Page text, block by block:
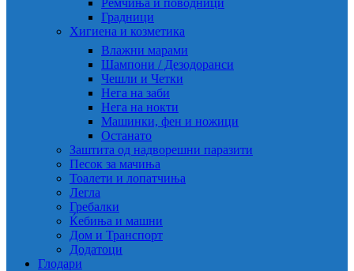
Ремчиња и поводници
Градници
Хигиена и козметика
Влажни марами
Шампони / Дезодоранси
Чешли и Четки
Нега на заби
Нега на нокти
Машинки, фен и ножици
Останато
Заштита од надворешни паразити
Песок за мачиња
Тоалети и лопатчиња
Легла
Гребалки
Ќебиња и машни
Дом и Транспорт
Додатоци
Глодари